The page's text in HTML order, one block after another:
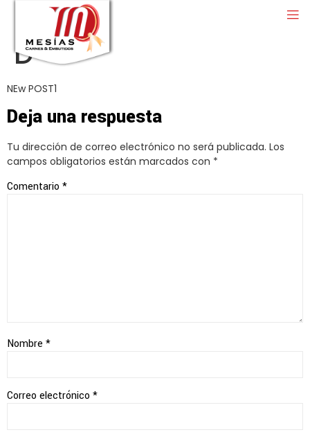
D
NEw POST1
Deja una respuesta
Tu dirección de correo electrónico no será publicada. Los
campos obligatorios están marcados con *
Comentario *
Nombre *
Correo electrónico *